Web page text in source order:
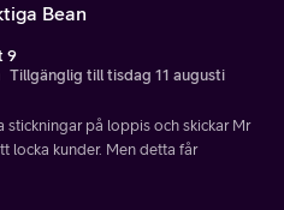
Bean
9
Tillgänglig till tisdag 11 augusti
stickningar på loppis och skickar Mr
locka kunder. Men detta får